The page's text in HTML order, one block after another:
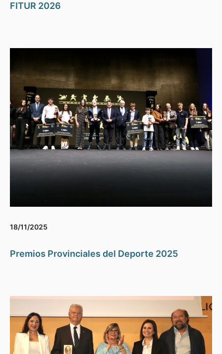
FITUR 2026
18/11/2025
Premios Provinciales del Deporte 2025